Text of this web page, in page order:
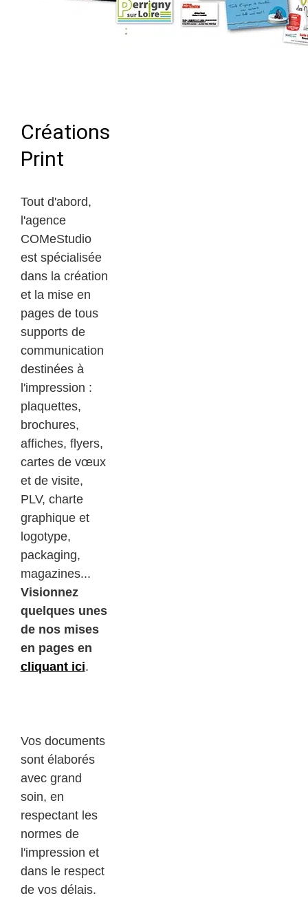
Créations
Print
Tout d'abord,
l'agence
COMeStudio
est spécialisée
dans la création
et la mise en
pages de tous
supports de
communication
destinées à
l'impression :
plaquettes,
brochures,
affiches, flyers,
cartes de vœux
et de visite,
PLV, charte
graphique et
logotype,
packaging,
magazines...
Visionnez
quelques unes
de nos mises
en pages en
cliquant ici.
Vos documents
sont élaborés
avec grand
soin, en
respectant les
normes de
l'impression et
dans le respect
de vos délais.